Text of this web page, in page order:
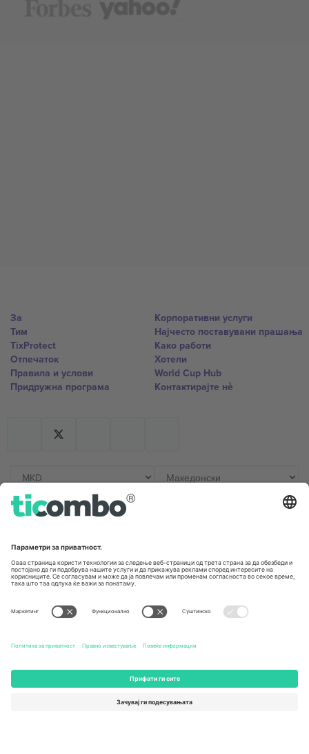
За
Тим
TixProtect
Отпечаток
Правила и услови
Придружна програма
Корпоративни услуги
Најчесто поставувани прашања
Како работи
Хотели
World Cup Hub
Контактирајте нѐ
Unter den Linden 24, 10117
Berlin, Germany
167 City Road, London, Greater
Kingdom
Newark, Delaware 19713, United
States
Engelberg, Switzerland